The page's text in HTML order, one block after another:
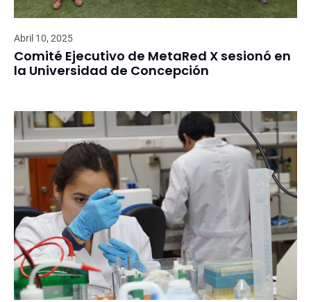
Abril 10, 2025
Comité Ejecutivo de MetaRed X sesionó en
la Universidad de Concepción